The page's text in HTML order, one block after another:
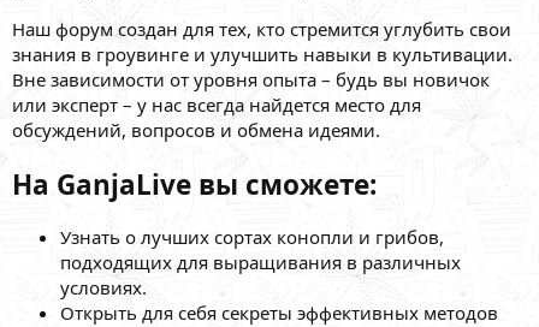
Наш форум создан для тех, кто стремится углубить свои
знания в гроувинге и улучшить навыки в культивации.
Вне зависимости от уровня опыта – будь вы новичок
или эксперт – у нас всегда найдется место для
обсуждений, вопросов и обмена идеями.
На GanjaLive вы сможете:
Узнать о лучших сортах конопли и грибов,
подходящих для выращивания в различных
условиях.
Открыть для себя секреты эффективных методов